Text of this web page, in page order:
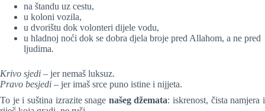
na štandu uz cestu,
u koloni vozila,
u dvorištu dok volonteri dijele vodu,
u hladnoj noći dok se dobra djela broje pred Allahom, a ne pred
ljudima.
Krivo sjedi – jer nemaš luksuz.
Pravo besjedi – jer imaš srce puno istine i nijjeta.
To je i suština izrazite snage našeg džemata: iskrenost, čista namjera i